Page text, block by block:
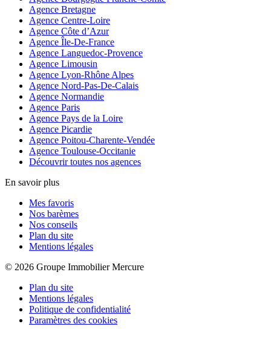
Agence Bretagne
Agence Centre-Loire
Agence Côte d’Azur
Agence Île-De-France
Agence Languedoc-Provence
Agence Limousin
Agence Lyon-Rhône Alpes
Agence Nord-Pas-De-Calais
Agence Normandie
Agence Paris
Agence Pays de la Loire
Agence Picardie
Agence Poitou-Charente-Vendée
Agence Toulouse-Occitanie
Découvrir toutes nos agences
En savoir plus
Mes favoris
Nos barèmes
Nos conseils
Plan du site
Mentions légales
© 2026 Groupe Immobilier Mercure
Plan du site
Mentions légales
Politique de confidentialité
Paramètres des cookies